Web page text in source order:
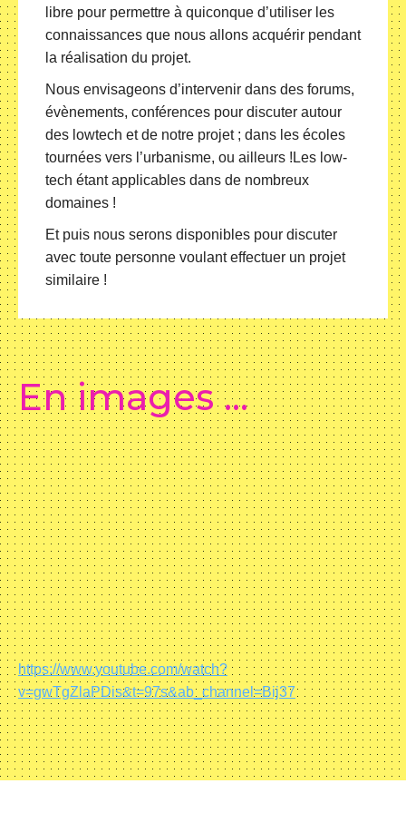
libre pour permettre à quiconque d’utiliser les
connaissances que nous allons acquérir pendant
la réalisation du projet.
Nous envisageons d’intervenir dans des forums,
évènements, conférences pour discuter autour
des lowtech et de notre projet ; dans les écoles
tournées vers l’urbanisme, ou ailleurs !Les low-
tech étant applicables dans de nombreux
domaines !
Et puis nous serons disponibles pour discuter
avec toute personne voulant effectuer un projet
similaire !
En images …
https://www.youtube.com/watch?
v=gwTgZlaPDis&t=97s&ab_channel=Bij37